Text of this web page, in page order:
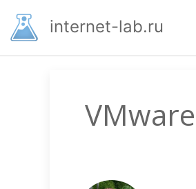
основномуinternet-lab.ru